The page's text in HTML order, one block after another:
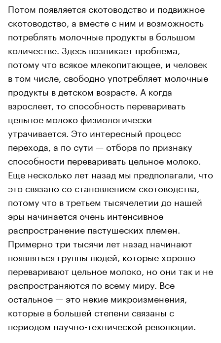
Потом появляется скотоводство и подвижное
скотоводство, а вместе с ним и возможность
потреблять молочные продукты в большом
количестве. Здесь возникает проблема,
потому что всякое млекопитающее, и человек
в том числе, свободно употребляет молочные
продукты в детском возрасте. А когда
взрослеет, то способность переваривать
цельное молоко физиологически
утрачивается. Это интересный процесс
перехода, а по сути — отбора по признаку
способности переваривать цельное молоко.
Еще несколько лет назад мы предполагали, что
это связано со становлением скотоводства,
потому что в третьем тысячелетии до нашей
эры начинается очень интенсивное
распространение пастушеских племен.
Примерно три тысячи лет назад начинают
появляться группы людей, которые хорошо
переваривают цельное молоко, но они так и не
распространяются по всему миру. Все
остальное — это некие микроизменения,
которые в большей степени связаны с
периодом научно-технической революции.